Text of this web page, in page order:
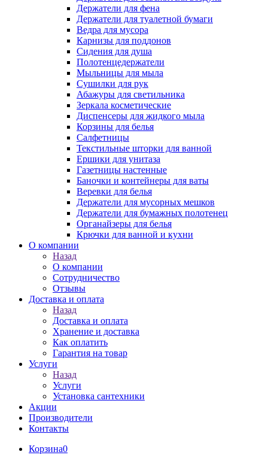
Держатели для фена
Держатели для туалетной бумаги
Ведра для мусора
Карнизы для поддонов
Сидения для душа
Полотенцедержатели
Мыльницы для мыла
Сушилки для рук
Абажуры для светильника
Зеркала косметические
Диспенсеры для жидкого мыла
Корзины для белья
Салфетницы
Текстильные шторки для ванной
Ершики для унитаза
Газетницы настенные
Баночки и контейнеры для ваты
Веревки для белья
Держатели для мусорных мешков
Держатели для бумажных полотенец
Органайзеры для белья
Крючки для ванной и кухни
О компании
Назад
О компании
Сотрудничество
Отзывы
Доставка и оплата
Назад
Доставка и оплата
Хранение и доставка
Как оплатить
Гарантия на товар
Услуги
Назад
Услуги
Установка сантехники
Акции
Производители
Контакты
Корзина0